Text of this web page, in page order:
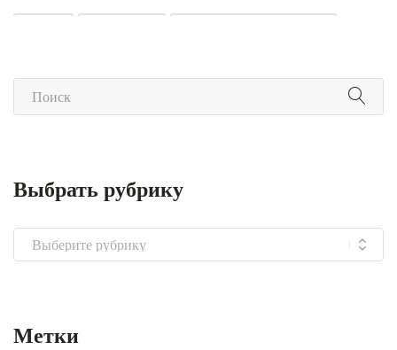
Выбрать рубрику
Выбрать
рубрику
Метки